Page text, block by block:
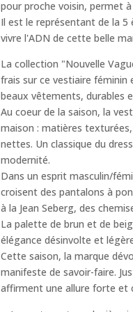
pour proche voisin, permet
Il est le représentant de la
vivre l'ADN de cette belle
La collection "Nouvelle
frais sur ce vestiaire féminin
beaux vêtements, durables
Au coeur de la saison, la
maison : matières
nettes. Un classique du
modernité.
Dans un esprit masculin/
croisent des pantalons à
à la Jean Seberg, des
La palette de brun et de
élégance désinvolte et
Cette saison, la marque
manifeste de savoir-faire.
affirment une allure forte et